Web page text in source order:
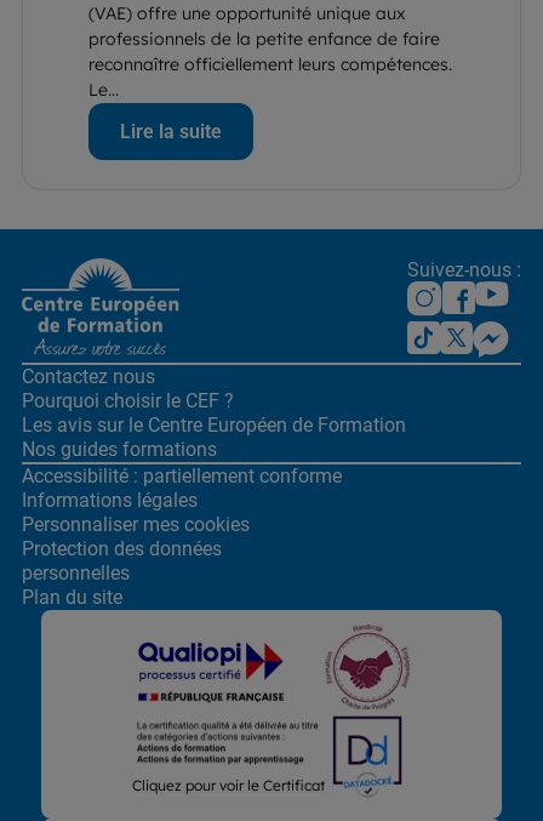
(VAE) offre une opportunité unique aux
professionnels de la petite enfance de faire
reconnaître officiellement leurs compétences.
Le...
Lire la suite
Suivez-nous :
Cliquez pour voir le Certificat
Contactez nous
Pourquoi choisir le CEF ?
Les avis sur le Centre Européen de Formation
Nos guides formations
Accessibilité : partiellement conforme
Informations légales
Personnaliser mes cookies
Protection des données
personnelles
Plan du site
Lors de la navigation sur notre site, nous recueillons et traitons
des données vous concernant qui nous permettent de vous